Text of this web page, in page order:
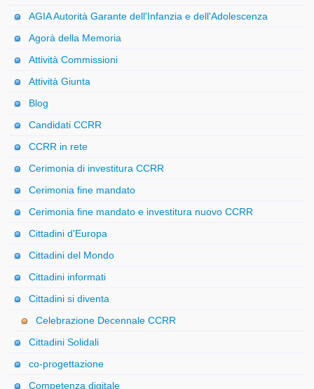
AGIA Autorità Garante dell'Infanzia e dell'Adolescenza
Agorà della Memoria
Attività Commissioni
Attività Giunta
Blog
Candidati CCRR
CCRR in rete
Cerimonia di investitura CCRR
Cerimonia fine mandato
Cerimonia fine mandato e investitura nuovo CCRR
Cittadini d'Europa
Cittadini del Mondo
Cittadini informati
Cittadini si diventa
Celebrazione Decennale CCRR
Cittadini Solidali
co-progettazione
Competenza digitale